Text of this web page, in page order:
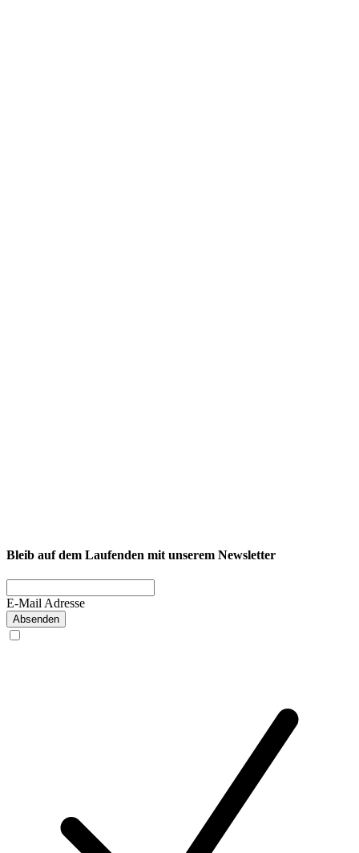
Bleib auf dem Laufenden mit unserem Newsletter
E-Mail Adresse
Absenden